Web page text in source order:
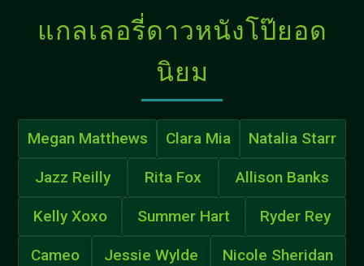
แกลเลอรี่ดาวหนังโป๊ยอด
นิยม
Megan Matthews Clara Mia Natalia Starr
Jazz Reilly Rita Fox Allison Banks
Kelly Xoxo Summer Hart Ryder Rey
Cameo Jessie Wylde Nicole Sheridan